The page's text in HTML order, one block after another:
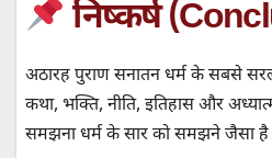
निष्कर्ष
अठारह पुराण सनातन धर्म के सबसे
कथा, भक्ति, नीति, इतिहास और
समझना धर्म के सार को समझने जैसा